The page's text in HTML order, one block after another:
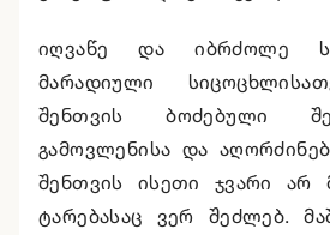
იღვაწე და იბრძოლე
მარადიული
შენთვის ბოძებული
გამოვლენისა და
შენთვის ისეთი ჯვარი არ
ტარებასაც ვერ შეძლებ.